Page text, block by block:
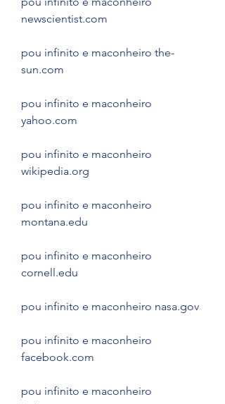
newscientist.com
pou infinito e maconheiro the-
sun.com
pou infinito e maconheiro
yahoo.com
pou infinito e maconheiro
wikipedia.org
pou infinito e maconheiro
montana.edu
pou infinito e maconheiro
cornell.edu
pou infinito e maconheiro nasa.gov
pou infinito e maconheiro
facebook.com
pou infinito e maconheiro